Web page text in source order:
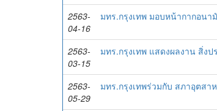
2563-
04-16
มทร.กรุงเทพ มอบหน้ากากอน
2563-
03-15
มทร.กรุงเทพ แสดงผลงาน สิ่ง
2563-
05-29
มทร.กรุงเทพร่วมกับ สภาอุตสา